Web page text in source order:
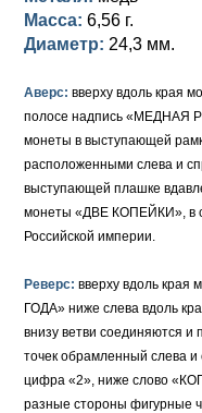
Русско-Польские
Памятные и
Для Грузии
Медь
Серебро
Сибирские монеты
Для Молдавии и
Таврические
Елизавета I (1741-
Серебро
Медь
Для Пруссии
Альбертусталер
Анна Иоанновна
Петр II (1727-1730)
Екатерина I (1725-
Золото
Серебро
Масса: 6,56 г.
Диаметр: 24,3 мм.
Аверс: вверху вдоль края
полосе надпись «МЕДНАЯ
монеты в выступающей
расположенными слева и
выступающей плашке
монеты «ДВЕ КОПЕЙКИ», в
Российской империи.
Реверс: вверху вдоль края
ГОДА» ниже слева вдоль
внизу ветви соединяются и
точек обрамленный слева
цифра «2», ниже слово
разные стороны фигурные